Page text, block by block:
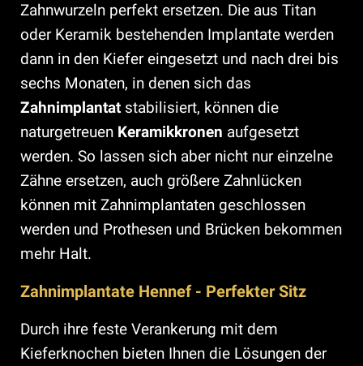
Zahnwurzeln perfekt ersetzen. Die aus Titan
oder Keramik bestehenden Implantate werden
dann in den Kiefer eingesetzt und nach drei bis
sechs Monaten, in denen sich das
Zahnimplantat stabilisiert, können die
naturgetreuen Keramikkronen aufgesetzt
werden. So lassen sich aber nicht nur einzelne
Zähne ersetzen, auch größere Zahnlücken
können mit Zahnimplantaten geschlossen
werden und Prothesen und Brücken bekommen
mehr Halt.
Zahnimplantate Hennef - Perfekter Sitz
Durch ihre feste Verankerung mit dem
Kieferknochen bieten Ihnen die Lösungen der